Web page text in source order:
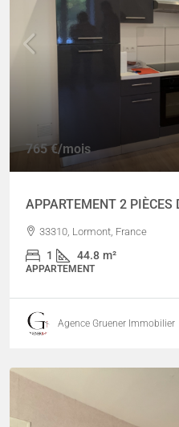
765 €/mois
APPARTEMENT 2
33310, Lormont, France
1 44.8 m²
APPARTEMENT
Agence Gruener Immobilier